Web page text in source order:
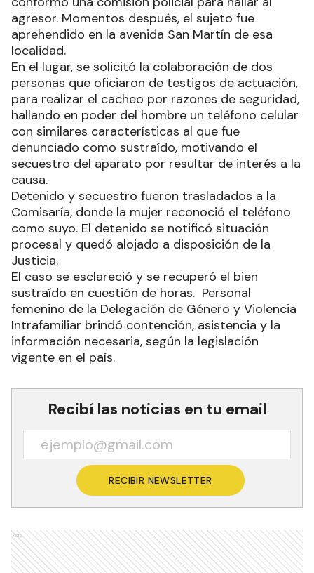
agresor. Momentos después, el sujeto fue
aprehendido en la avenida San Martín de esa
localidad.
En el lugar, se solicitó la colaboración de dos
personas que oficiaron de testigos de actuación,
para realizar el cacheo por razones de seguridad,
hallando en poder del hombre un teléfono celular
con similares características al que fue
denunciado como sustraído, motivando el
secuestro del aparato por resultar de interés a la
causa.
Detenido y secuestro fueron trasladados a la
Comisaría, donde la mujer reconoció el teléfono
como suyo. El detenido se notificó situación
procesal y quedó alojado a disposición de la
Justicia.
El caso se esclareció y se recuperó el bien
sustraído en cuestión de horas. Personal
femenino de la Delegación de Género y Violencia
Intrafamiliar brindó contención, asistencia y la
información necesaria, según la legislación
vigente en el país.
Recibí las noticias en tu email
RECIBIR NEWSLETTER
Ads